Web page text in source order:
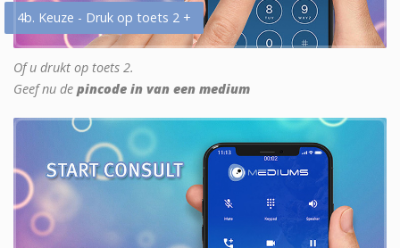
4b. Keuze - Druk op toets 2 +
Of u drukt op toets 2.
Geef nu de pincode in van een medium